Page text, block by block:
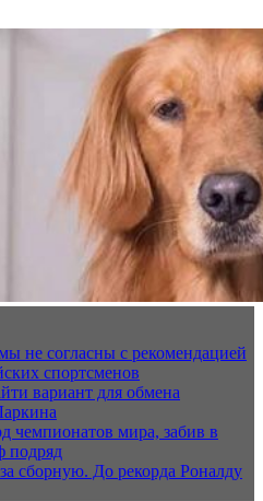
не согласны с рекомендацией
спортсменов
вариант для обмена
чемпионатов мира, забив в
подряд
сборную. До рекорда Роналду